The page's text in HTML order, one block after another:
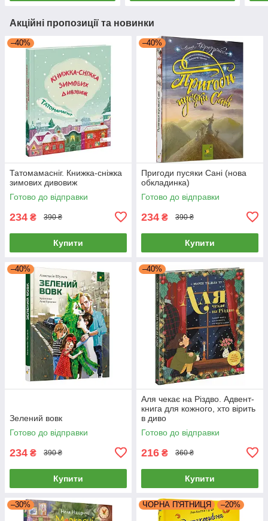
Акційні пропозиції та новинки
–40%
Татомамасніг. Книжка-сніжка
зимових дивовиж
Готово до відправки
234 ₴ 390 ₴
Купити
–40%
Пригоди пусяки Сані (нова
обкладинка)
Готово до відправки
234 ₴ 390 ₴
Купити
–40%
Зелений вовк
Готово до відправки
234 ₴ 390 ₴
Купити
–40%
Аля чекає на Різдво. Адвент-
книга для кожного, хто вірить
в диво
Готово до відправки
216 ₴ 360 ₴
Купити
–30% ЧОРНА П'ЯТНИЦЯ –20%